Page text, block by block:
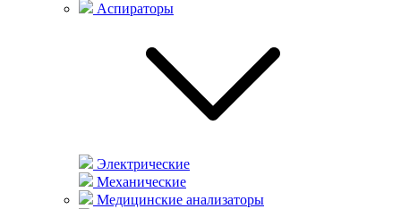
Аспираторы
Электрические
Механические
Медицинские анализаторы